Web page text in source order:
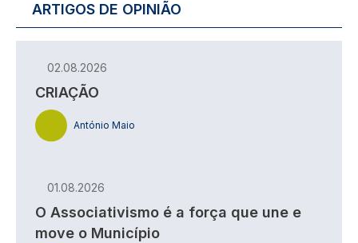
ARTIGOS DE OPINIÃO
02.08.2026
CRIAÇÃO
António Maio
01.08.2026
O Associativismo é a força que une e
move o Município